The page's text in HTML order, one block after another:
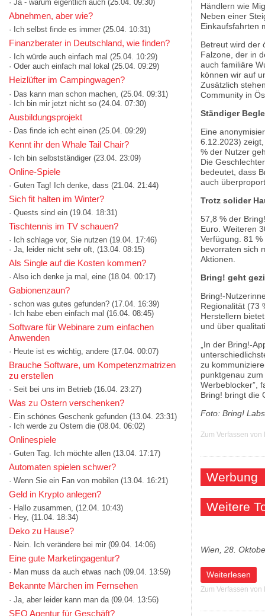
· Ja - warum eigentlich auch (25.04. 09:30)
Abnehmen, aber wie?
· Ich selbst finde es immer (25.04. 10:31)
Finanzberater in Deutschland, wie finden?
· Ich würde auch einfach mal (25.04. 10:29)
· Oder auch einfach mal lokal (25.04. 09:29)
Heizlüfter im Campingwagen?
· Das kann man schon machen, (25.04. 09:31)
· Ich bin mir jetzt nicht so (24.04. 07:30)
Ausbildungsprojekt
· Das finde ich echt einen (25.04. 09:29)
Kennt ihr den Whale Tail Chair?
· Ich bin selbstständiger (23.04. 23:09)
Online-Spiele
· Guten Tag! Ich denke, dass (21.04. 21:44)
Sich fit halten im Winter?
· Quests sind ein (19.04. 18:31)
Tischtennis im TV schauen?
· Ich schlage vor, Sie nutzen (19.04. 17:46)
· Ja, leider nicht sehr oft, (13.04. 08:15)
Als Single auf die Kosten kommen?
· Also ich denke ja mal, eine (18.04. 00:17)
Gabionenzaun?
· schon was gutes gefunden? (17.04. 16:39)
· Ich habe eben einfach mal (16.04. 08:45)
Software für Webinare zum einfachen
Anwenden
· Heute ist es wichtig, andere (17.04. 00:07)
Brauche Software, um Kompetenzmatrizen
zu erstellen
· Seit bei uns im Betrieb (16.04. 23:27)
Was zu Ostern verschenken?
· Ein schönes Geschenk gefunden (13.04. 23:31)
· Ich werde zu Ostern die (08.04. 06:02)
Onlinespiele
· Guten Tag. Ich möchte allen (13.04. 17:17)
Automaten spielen schwer?
· Wenn Sie ein Fan von mobilen (13.04. 16:21)
Geld in Krypto anlegen?
· Hallo zusammen, (12.04. 10:43)
· Hey, (11.04. 18:34)
Deko zu Hause?
· Nein. Ich verändere bei mir (09.04. 14:06)
Eine gute Marketingagentur?
· Man muss da auch etwas nach (09.04. 13:59)
Bekannte Märchen im Fernsehen
· Ja, aber leider kann man da (09.04. 13:56)
SEO Agentur für Geschäft?
Händlern wie
Neben einer
Einkaufsfahrten
Betreut wird der
Falzone, der in
auch familiäre
können wir auf
Zusätzlich
Community in
Ständiger
Eine
6.12.2023)
% der Nutzer
Die
bedeutet, dass
auch
Trotz solider
57,8 % der
Euro. Weiteren
Verfügung. 81
bevorraten sich
Aktionen.
Bring! geht
Bring!-
Regionalität (73
Herstellern
und über
„In der Bring!-
zu
punktgenau
Werbeblocker”,
Bring! bringt die
Foto: Bring!
Zum Verfassen
Werbung
Weitere
Wien, 28.
Weiterlesen
über
Zum Verfassen